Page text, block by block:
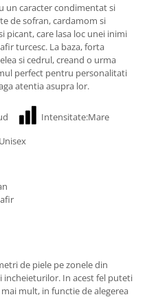
un caracter condimentat si
de sofran, cardamom si
picant, care lasa loc unei inimi
turcesc. La baza, forta
si cedrul, creand o urma
perfect pentru personalitati
atentia asupra lor.
Intensitate:Mare
de piele pe zonele din
incheieturilor. In acest fel puteti
mult, in functie de alegerea